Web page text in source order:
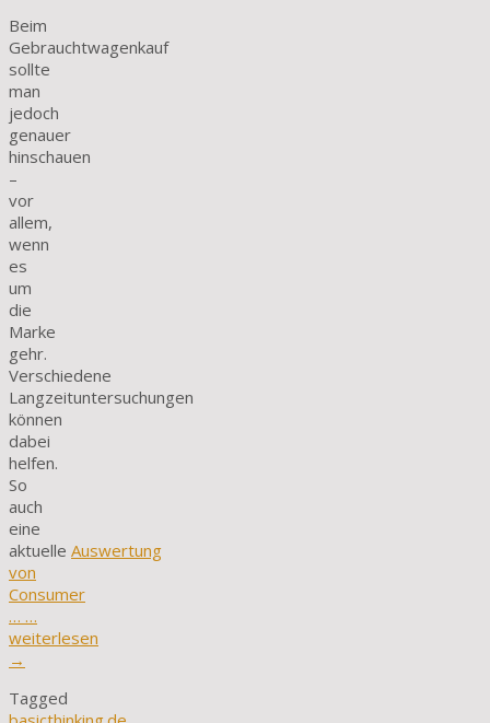
Beim
Gebrauchtwagenkauf
sollte
man
jedoch
genauer
hinschauen
–
vor
allem,
wenn
es
um
die
Marke
gehr.
Verschiedene
Langzeituntersuchungen
können
dabei
helfen.
So
auch
eine
aktuelle Auswertung
von
Consumer
… …
weiterlesen
→
Tagged